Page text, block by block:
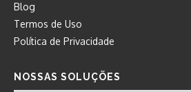
Blog
Termos de Uso
Política de Privacidade
NOSSAS SOLUÇÕES